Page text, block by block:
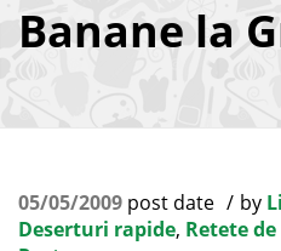
Banane la
05/05/2009 post date by
Deserturi rapide, Retete